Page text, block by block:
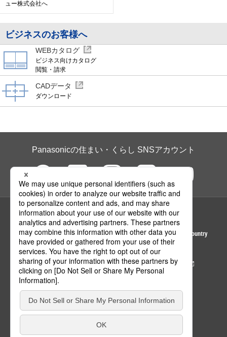
ュー株式会社へ
ビジネスのお客様へ
WEBカタログ
ビジネス向けカタログ
閲覧・請求
CADデータ
ダウンロード
Panasonicの住まい・くらし SNSアカウント
ページの先頭へ
Area / Country
© Panasonic Housing Solutions Co., Ltd.
サイトのご利用にあたって
クッキーポリシー
個人情報保護方針
パナソニック ホールディングス